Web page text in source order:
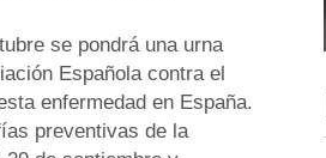
se pondrá una urna
Española contra el
enfermedad en España.
preventivas de la